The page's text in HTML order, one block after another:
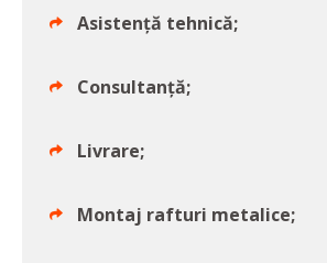
Asistență tehnică;
Consultanță;
Livrare;
Montaj rafturi metalice;